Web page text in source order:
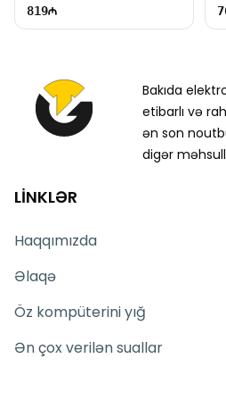
819
Bakıda
etibarlı və
ən son
digər
LİNKLƏR
Haqqımızda
Əlaqə
Öz kompüterini yığ
Ən çox verilən suallar